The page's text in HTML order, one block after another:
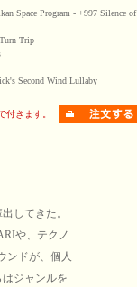
Space Program - +997 Silence of
Trip
Second Wind Lullaby
付きます。
してきた。
や、テクノ
ンドが、個人
ジャンルを